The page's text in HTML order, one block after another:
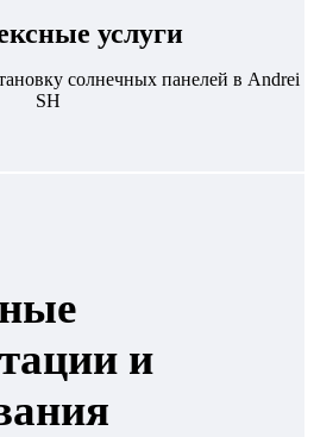
услуги
солнечных панелей в Andrei
SH
и